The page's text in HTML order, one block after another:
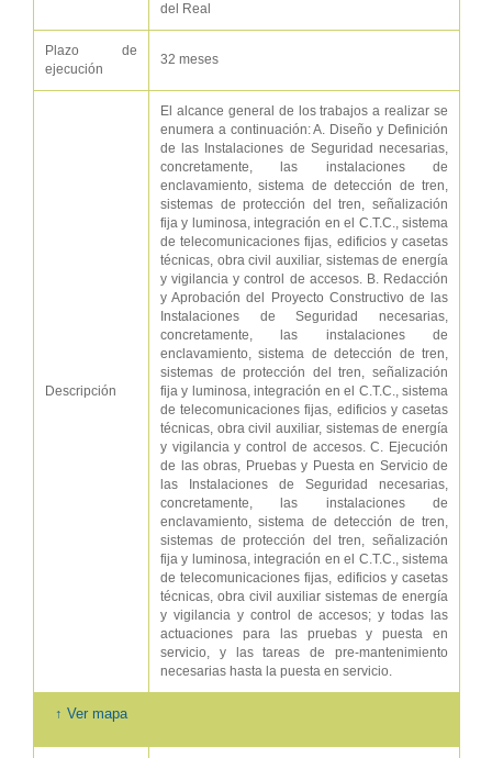
del Real
Plazo de
ejecución
32 meses
Descripción
El alcance general de los trabajos a realizar se
enumera a continuación: A. Diseño y Definición
de las Instalaciones de Seguridad necesarias,
concretamente, las instalaciones de
enclavamiento, sistema de detección de tren,
sistemas de protección del tren, señalización
fija y luminosa, integración en el C.T.C., sistema
de telecomunicaciones fijas, edificios y casetas
técnicas, obra civil auxiliar, sistemas de energía
y vigilancia y control de accesos. B. Redacción
y Aprobación del Proyecto Constructivo de las
Instalaciones de Seguridad necesarias,
concretamente, las instalaciones de
enclavamiento, sistema de detección de tren,
sistemas de protección del tren, señalización
fija y luminosa, integración en el C.T.C., sistema
de telecomunicaciones fijas, edificios y casetas
técnicas, obra civil auxiliar, sistemas de energía
y vigilancia y control de accesos. C. Ejecución
de las obras, Pruebas y Puesta en Servicio de
las Instalaciones de Seguridad necesarias,
concretamente, las instalaciones de
enclavamiento, sistema de detección de tren,
sistemas de protección del tren, señalización
fija y luminosa, integración en el C.T.C., sistema
de telecomunicaciones fijas, edificios y casetas
técnicas, obra civil auxiliar sistemas de energía
y vigilancia y control de accesos; y todas las
actuaciones para las pruebas y puesta en
servicio, y las tareas de pre-mantenimiento
necesarias hasta la puesta en servicio.
↑ Ver mapa